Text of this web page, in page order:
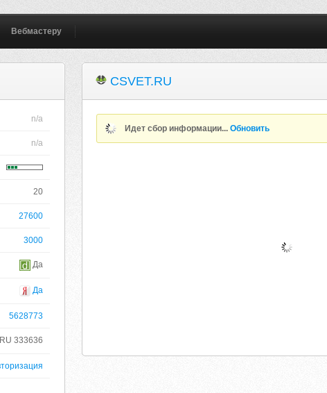
Вебмастеру
n/a
n/a
20
27600
3000
Да
Да
5628773
333636
CSVET.RU
Идет сбор информации...Обновить